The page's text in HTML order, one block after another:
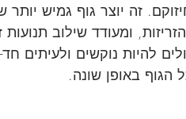
זה יוצר גוף גמיש יותר
ומעודד שילוב תנועות
להיות נוקשים ולעיתים חד-
באופן שונה.